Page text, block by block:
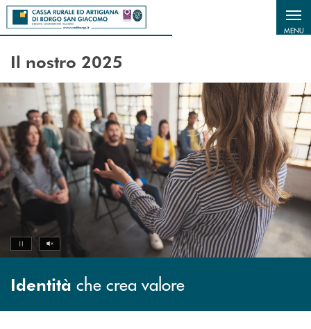
Salta al contenuto principale
MENU
Il nostro 2025
Pause
Volume off
Identità che crea valore